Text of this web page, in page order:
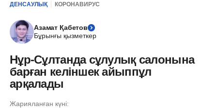
ДЕНСАУЛЫҚ КОРОНАВИРУС
Азамат Қабетов
Бұрынғы қызметкер
Нұр-Сұлтанда сұлулық салонына
барған келіншек айыппұл
арқалады
Жарияланған күні: